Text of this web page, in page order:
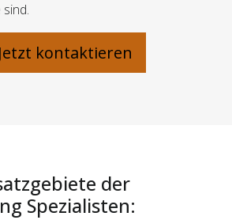
Jetzt kontaktieren
der
Spezialisten: